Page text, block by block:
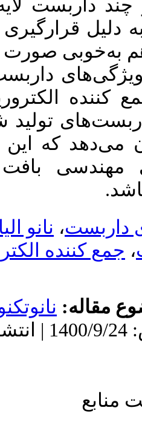
به لایه و
سلول بین
می‌گیرد.
هیبریدی
قابل
شده از سه
داربست‌ها
از جمله
الیاف،
2/12 | پذیرش: 1400/9/24 | انتشار: